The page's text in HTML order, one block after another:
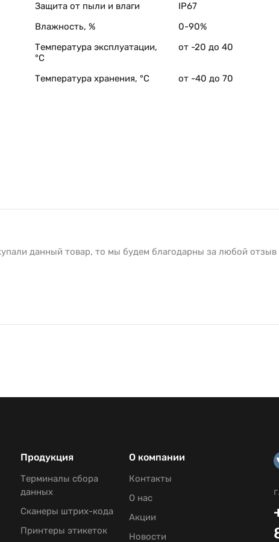
Защита от пыли и влаги
IP67
Влажность, %
0-90%
Температура эксплуатации,
°C
от -20 до 40
Температура хранения, °C от -40 до 70
данный товар, то мы будем благодарны за любой отзыв
Продукция
Терминалы сбора
данных
Сканеры штрих-кода
Принтеры этикеток
О компании
Контакты
О нас
Акции
Новости